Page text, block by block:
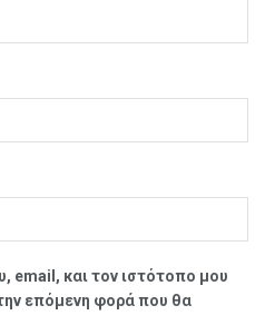
email, και τον ιστότοπο μου
επόμενη φορά που θα